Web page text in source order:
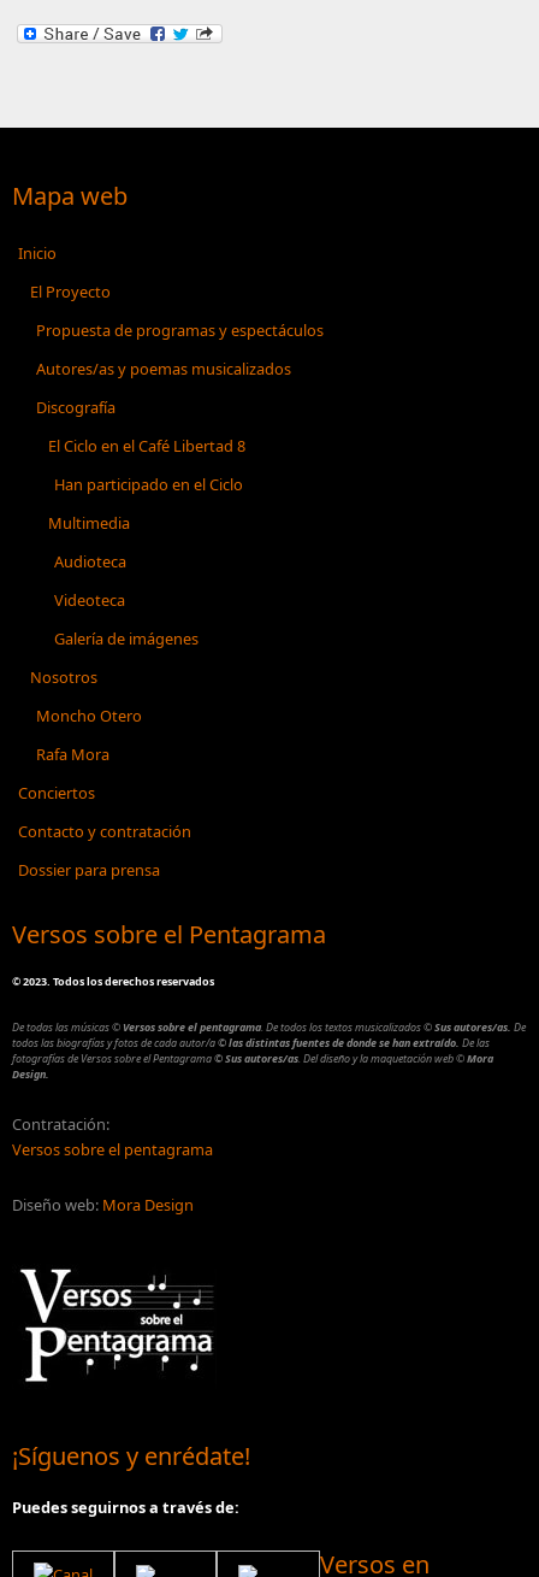
Mapa web
Inicio
El Proyecto
Propuesta de programas y espectáculos
Autores/as y poemas musicalizados
Discografía
El Ciclo en el Café Libertad 8
Han participado en el Ciclo
Multimedia
Audioteca
Videoteca
Galería de imágenes
Nosotros
Moncho Otero
Rafa Mora
Conciertos
Contacto y contratación
Dossier para prensa
Versos sobre el Pentagrama
©2023. Todos los derechos reservados
De todas las músicas© Versos sobre el pentagrama. De todos los textos musicalizados©Sus autores/as. De
todos las biografías y fotos de cada autor/a© las distintas fuentes de donde se han extraído. De las
fotografías de Versos sobre el Pentagrama© Sus autores/as. Del diseño y la maquetación web©Mora
Design.
Contratación:
Versos sobre el pentagrama
Diseño web: Mora Design
¡Síguenos y enrédate!
Puedes seguirnos a través de:
Versos en